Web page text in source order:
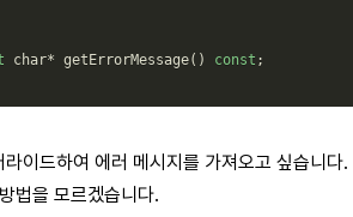
char* getErrorMessage( ) const ;
이드하여 에러 메시지를 가져오고 싶습니다.
법을 모르겠습니다.